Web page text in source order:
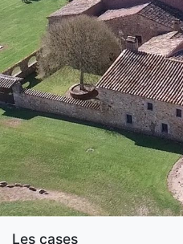
Les cases